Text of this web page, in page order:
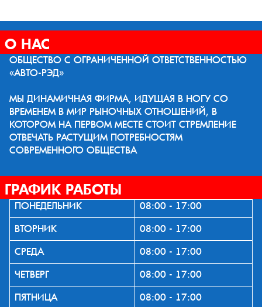
О НАС
ОБЩЕСТВО С ОГРАНИЧЕННОЙ ОТВЕТСТВЕННОСТЬЮ
«АВТО-РЭД»
МЫ ДИНАМИЧНАЯ ФИРМА, ИДУЩАЯ В НОГУ СО
ВРЕМЕНЕМ В МИР РЫНОЧНЫХ ОТНОШЕНИЙ, В
КОТОРОМ НА ПЕРВОМ МЕСТЕ СТОИТ СТРЕМЛЕНИЕ
ОТВЕЧАТЬ РАСТУЩИМ ПОТРЕБНОСТЯМ
СОВРЕМЕННОГО ОБЩЕСТВА
ГРАФИК РАБОТЫ
ПОНЕДЕЛЬНИК
08:00 - 17:00
ВТОРНИК
08:00 - 17:00
СРЕДА
08:00 - 17:00
ЧЕТВЕРГ
08:00 - 17:00
ПЯТНИЦА
08:00 - 17:00